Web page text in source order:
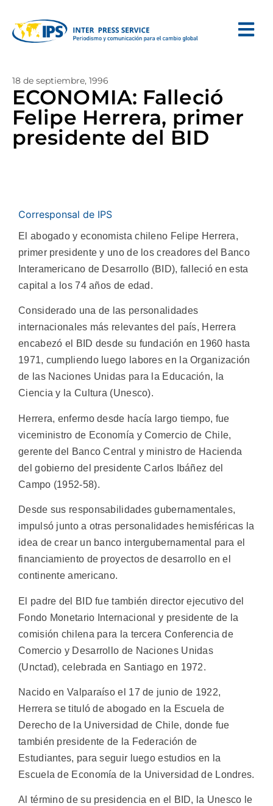
18 de septiembre, 1996
ECONOMIA: Falleció
Felipe Herrera, primer
presidente del BID
Corresponsal de IPS
El abogado y economista chileno Felipe Herrera,
primer presidente y uno de los creadores del Banco
Interamericano de Desarrollo (BID), falleció en esta
capital a los 74 años de edad.
Considerado una de las personalidades
internacionales más relevantes del país, Herrera
encabezó el BID desde su fundación en 1960 hasta
1971, cumpliendo luego labores en la Organización
de las Naciones Unidas para la Educación, la
Ciencia y la Cultura (Unesco).
Herrera, enfermo desde hacía largo tiempo, fue
viceministro de Economía y Comercio de Chile,
gerente del Banco Central y ministro de Hacienda
del gobierno del presidente Carlos Ibáñez del
Campo (1952-58).
Desde sus responsabilidades gubernamentales,
impulsó junto a otras personalidades hemisféricas la
idea de crear un banco intergubernamental para el
financiamiento de proyectos de desarrollo en el
continente americano.
El padre del BID fue también director ejecutivo del
Fondo Monetario Internacional y presidente de la
comisión chilena para la tercera Conferencia de
Comercio y Desarrollo de Naciones Unidas
(Unctad), celebrada en Santiago en 1972.
Nacido en Valparaíso el 17 de junio de 1922,
Herrera se tituló de abogado en la Escuela de
Derecho de la Universidad de Chile, donde fue
también presidente de la Federación de
Estudiantes, para seguir luego estudios en la
Escuela de Economía de la Universidad de Londres.
Al término de su presidencia en el BID, la Unesco le